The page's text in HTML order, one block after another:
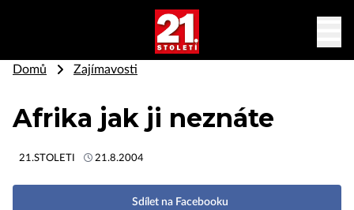
Domů Zajímavosti
Afrika jak ji neznáte
21.STOLETI 21.8.2004
Sdílet na Facebooku